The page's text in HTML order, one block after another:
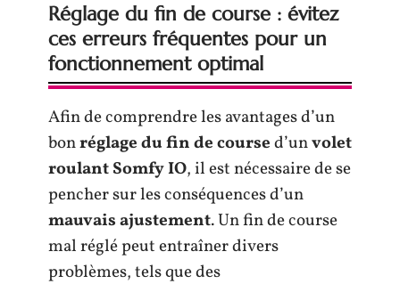
Réglage du fin de course : évitez
ces erreurs fréquentes pour un
fonctionnement optimal
Afin de comprendre les avantages d’un
bonréglage du fin de coursed’unvolet
roulant Somfy IO, il est nécessaire de se
pencher sur les conséquences d’un
mauvais ajustement. Un fin de course
mal réglé peut entraîner divers
problèmes, tels que des